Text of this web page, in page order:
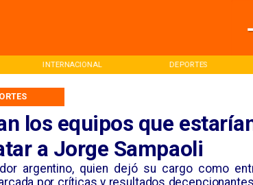
DEPORTES CULTURA
los equipos que
a Jorge Sampaoli
argentino, quien dejó su cargo como